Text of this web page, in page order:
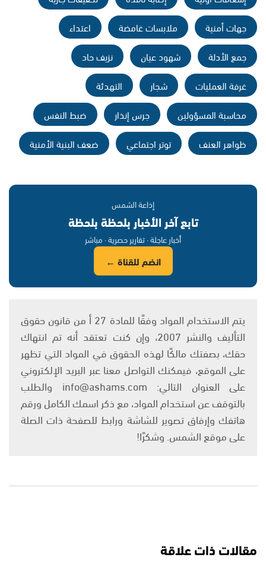
جهات أمنية
ملابسات غامضة
اعتداء
جمع الأدلة
شهود عيان
نزيف حاد
غرفة العمليات
شجار
التهدئة
محاسبة المسؤولين
جرس إنذار
ضبط النفس
ظواهر العنف
توتر اجتماعي ضعف البنية الأمنية
إذاعة الشمس
تابع آخر الأخبار بلحظة بلحظة
أخبار عاجلة · تقارير حصرية · مباشر
انضم للقناة ←
يتم الاستخدام المواد وفقًا للمادة 27 أ من قانون حقوق
التأليف والنشر 2007، وإن كنت تعتقد أنه تم انتهاك
حقك، بصفتك مالكًا لهذه الحقوق في المواد التي تظهر
على الموقع، فيمكنك التواصل معنا عبر البريد الإلكتروني
على العنوان التالي: info@ashams.com والطلب
بالتوقف عن استخدام المواد، مع ذكر اسمك الكامل ورقم
هاتفك وإرفاق تصوير للشاشة ورابط للصفحة ذات الصلة
على موقع الشمس. وشكرًا!
مقالات ذات علاقة